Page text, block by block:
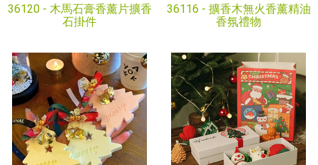
36120 - 木馬石膏香薰片擴香
石掛件
36116 - 擴香木無火香薰精油
香氛禮物